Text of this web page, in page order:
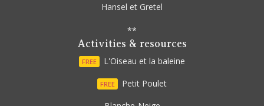
Hansel et Gretel
**
Activities & resources
FREE L'Oiseau et la baleine
FREE
Petit Poulet